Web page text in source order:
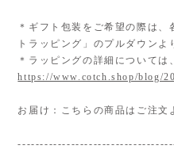
＊ギフト包装をご希望の際は
トラッピング」のプルダウンよ
＊ラッピングの詳細については
https://www.cotch.shop/blog/
お届け：こちらの商品はご注文